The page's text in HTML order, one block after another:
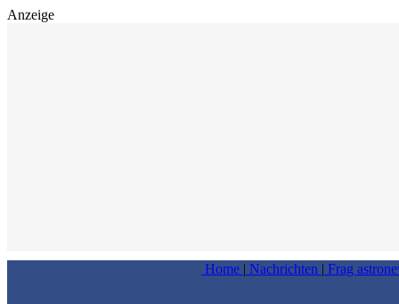
Anzeige
Home | Nachrichten | Frag